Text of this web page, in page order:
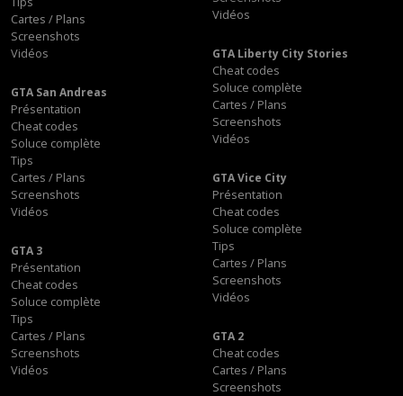
Cartes / Plans
Screenshots
Vidéos
Vidéos
GTA Liberty City Stories
Cheat codes
Soluce complète
Cartes / Plans
Screenshots
Vidéos
GTA San Andreas
Présentation
Cheat codes
Soluce complète
Tips
Cartes / Plans
Screenshots
Vidéos
GTA Vice City
Présentation
Cheat codes
Soluce complète
Tips
Cartes / Plans
Screenshots
Vidéos
GTA 3
Présentation
Cheat codes
Soluce complète
Tips
Cartes / Plans
Screenshots
Vidéos
GTA 2
Cheat codes
Cartes / Plans
Screenshots